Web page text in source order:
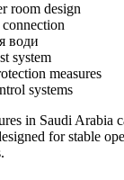
room design
води
system
measures
systems
in Saudi Arabia
for stable
.